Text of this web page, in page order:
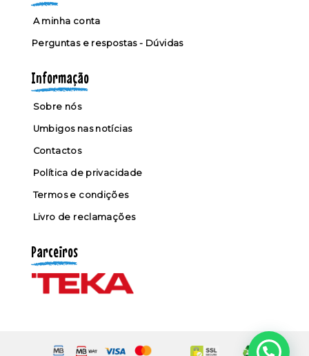
A minha conta
Perguntas e respostas - Dúvidas
Informação
Sobre nós
Umbigos nas notícias
Contactos
Política de privacidade
Termos e condições
Livro de reclamações
Parceiros